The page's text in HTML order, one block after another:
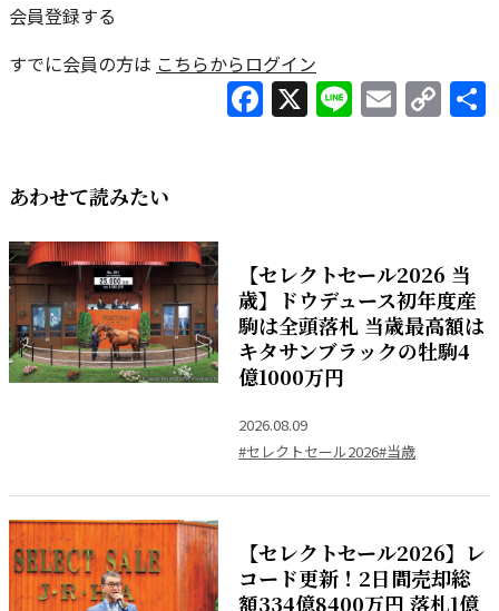
会員登録する
すでに会員の方は こちらからログイン
Facebook
X LineEmail
あわせて読みたい
【セレクトセール2026 当
歳】ドウデュース初年度産
駒は全頭落札 当歳最高額は
キタサンブラックの牡駒4
億1000万円
2026.08.09
#セレクトセール2026#当歳
【セレクトセール2026】レ
コード更新！2日間売却総
額334億8400万円 落札1億